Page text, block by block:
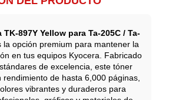
897Y Yellow para Ta-205C / Ta-
la opción premium para mantener la
en tus equipos Kyocera. Fabricado
de excelencia, este tóner
rendimiento de hasta 6,000 páginas,
vibrantes y duraderos para